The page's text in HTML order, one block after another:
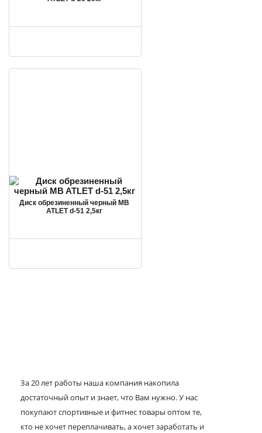
Диск обрезиненный черный MB
ATLET d-51 2,5кг
За 20 лет работы наша компания накопила
достаточный опыт и знает, что Вам нужно. У нас
покупают спортивные и фитнес товары оптом те,
кто не хочет переплачивать, а хочет заработать и